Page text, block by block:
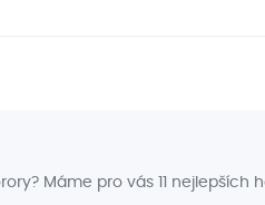
Máme pro vás 11 nejlepších